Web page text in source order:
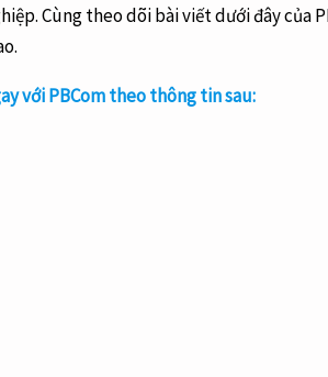
Cùng theo dõi bài viết dưới đây của
với PBCom theo thông tin sau: